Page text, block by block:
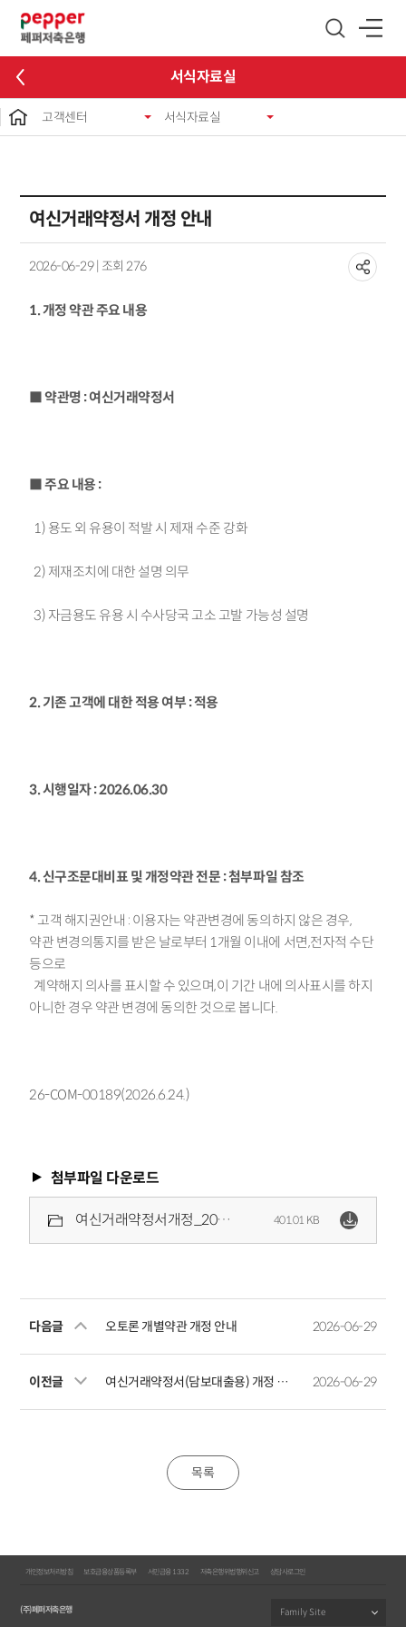
서식자료실
고객센터 서식자료실
여신거래약정서 개정 안내
2026-06-29 | 조회 276
1. 개정 약관 주요 내용
■ 약관명 : 여신거래약정서
■ 주요 내용 :
1) 용도 외 유용이 적발 시 제재 수준 강화
2) 제재조치에 대한 설명 의무
3) 자금용도 유용 시 수사당국 고소 고발 가능성 설명
2. 기존 고객에 대한 적용 여부 : 적용
3. 시행일자 : 2026.06.30
4. 신구조문대비표 및 개정약관 전문 : 첨부파일 참조
* 고객 해지권안내 : 이용자는 약관변경에 동의하지 않은 경우,
약관 변경의통지를 받은 날로부터 1개월 이내에 서면,전자적 수단
등으로
계약해지 의사를 표시할 수 있으며,이 기간 내에 의사표시를 하지
아니한 경우 약관 변경에 동의한 것으로 봅니다.
26-COM-00189(2026.6.24.)
첨부파일 다운로드
여신거래약정서개정_20260630.zip 401.01 KB
다음글 오토론 개별약관 개정 안내 2026-06-29
이전글 여신거래약정서(담보대출용) 개정 안내 2026-06-29
목록
개인정보처리방침 보호금융상품등록부 서민금융 1332 저축은행위법행위신고 상담사로그인
(주)페퍼저축은행